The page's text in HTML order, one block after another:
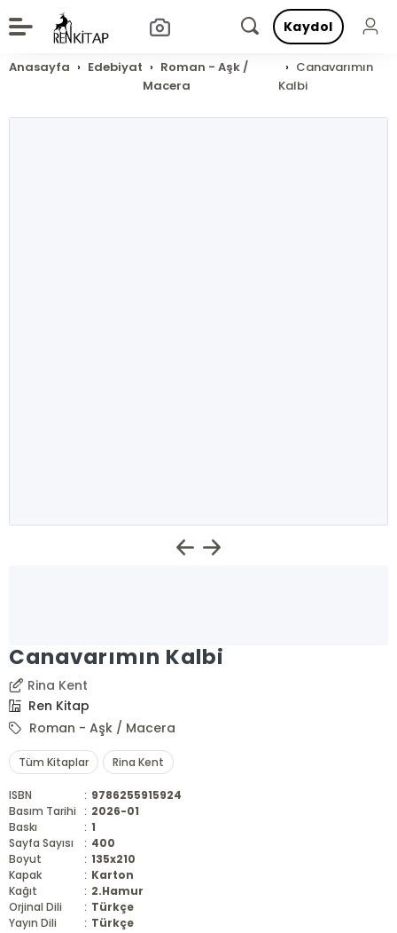
Kaydol
Anasayfa Edebiyat
Roman - Aşk /
Macera
Canavarımın
Kalbi
Canavarımın Kalbi
Rina Kent
Ren Kitap
Roman - Aşk / Macera
Tüm Kitaplar Rina Kent
ISBN : 9786255915924
Basım Tarihi : 2026-01
Baskı
: 1
Sayfa Sayısı
: 400
Boyut
: 135x210
Kapak
: Karton
Kağıt
: 2.Hamur
Orjinal Dili
: Türkçe
Yayın Dili
: Türkçe